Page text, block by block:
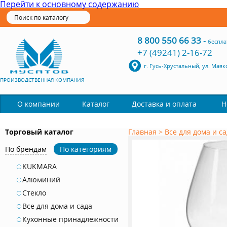
Перейти к основному содержанию
ПРОИЗВОДСТВЕННАЯ КОМПАНИЯ
8 800 550 66 33-
+7 (49241) 2-16-72
г. Гусь-Хрустальный, ул.
О компании Каталог Доставка и оплата
Торговый каталог
По брендам
По категориям
KUKMARA
Алюминий
Стекло
Все для дома и сада
Кухонные принадлежности
Главная > Все для дома и